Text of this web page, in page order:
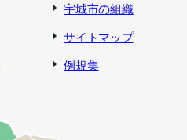
宇城市の組織
サイトマップ
例規集